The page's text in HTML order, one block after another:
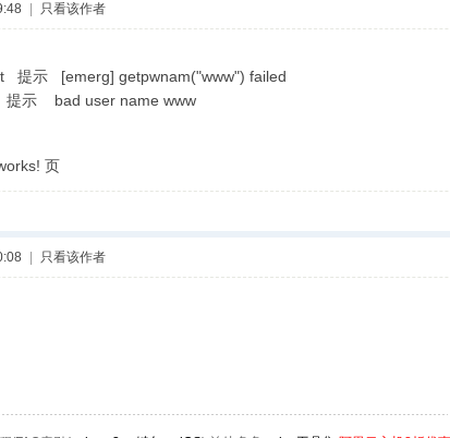
只看该作者
提示 [emerg] getpwnam("www") failed
提示 bad user name www
页
只看该作者